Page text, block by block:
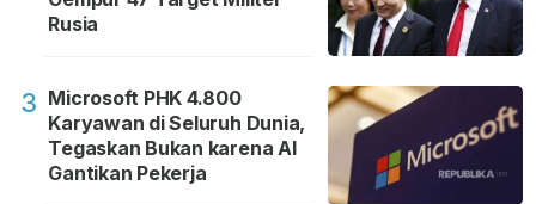
Rusia
3 Microsoft PHK 4.800
Karyawan di Seluruh Dunia,
Tegaskan Bukan karena AI
Gantikan Pekerja